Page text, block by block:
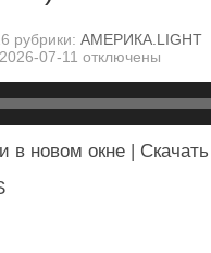
рубрики: АМЕРИКА.LIGHT
07-11 отключены
в новом окне
Скачать